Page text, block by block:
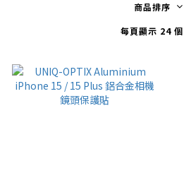
商品排序
每頁顯示 24 個